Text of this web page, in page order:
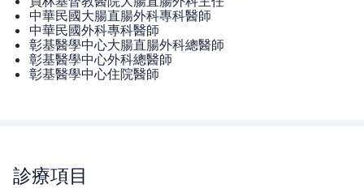
中華民國大腸直腸外科專科醫師
中華民國外科專科醫師
彰基醫學中心大腸直腸外科總醫師
彰基醫學中心外科總醫師
彰基醫學中心住院醫師
診療項目